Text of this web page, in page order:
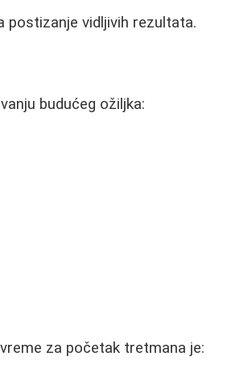
postizanje vidljivih rezultata.
budućeg ožiljka:
za početak tretmana je: